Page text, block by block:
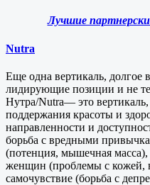
Лучшие
Nutra
Еще одна вертикаль, долгое
лидирующие позиции и не
Нутра/Nutra— это
поддержания красоты и
направленности и
борьба с вредными
(потенция, мышечная масса),
женщин (проблемы с кожей,
самочувствие (борьба с